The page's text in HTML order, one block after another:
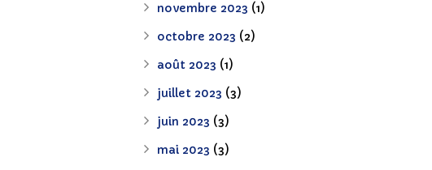
novembre 2023 (1)
octobre 2023 (2)
août 2023 (1)
juillet 2023 (3)
juin 2023 (3)
mai 2023 (3)